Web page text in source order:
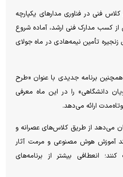
فنی در فناوری مدار‌های یکپارچه
کسب مدارک فنی ارشد، آماده شروع
تأمین نیمه‌هادی در ماه جولای
همچنین برنامه جدیدی با عنوان «طرح
دانشگاهی» را در این ماه معرفی
می‌دهد از طریق کلاس‌های عصرانه و
آموزش هوش مصنوعی و مرمت آثار
انعطافی بیشتر از برنامه‌های